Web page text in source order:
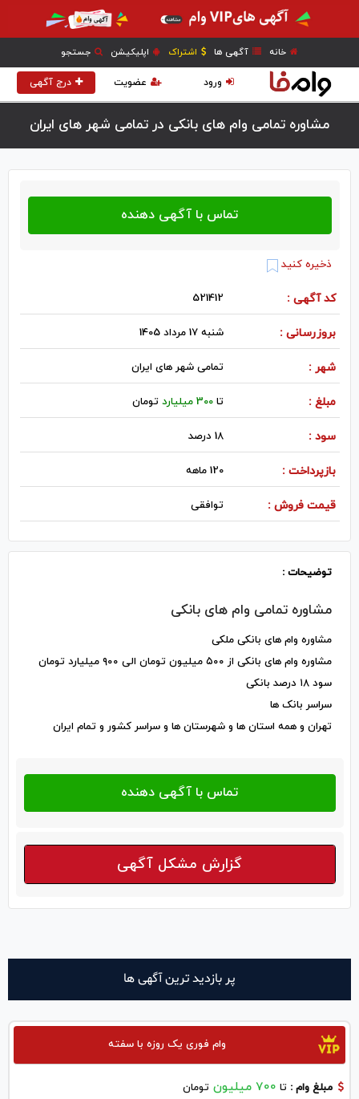
خانه آگهی ها اشتراک اپلیکیشن جستجو
درج آگهی عضویت ورود
مشاوره تمامی وام های بانکی در تمامی شهر های ایران
ذخیره کنید
کد آگهی : 521412
بروزرسانی : شنبه 17 مرداد 1405
شهر : تمامی شهر های ایران
مبلغ : تا300 میلیارد تومان
سود : 18 درصد
بازپرداخت : 120 ماهه
قیمت فروش : توافقی
توضیحات :
مشاوره تمامی وام های بانکی
مشاوره وام های بانکی ملکی
مشاوره وام های بانکی از ۵۰۰ میلیون تومان الی ۹۰۰ میلیارد تومان
سود ۱۸ درصد بانکی
سراسر بانک ها
تهران و همه استان ها و شهرستان ها و سراسر کشور و تمام ایران
گزارش مشکل آگهی
پر بازدید ترین آگهی ها
وام فوری یک روزه با سفته
مبلغ وام : تا 700 میلیون تومان